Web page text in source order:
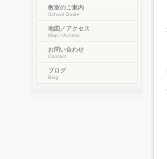
教室のご案内
School Guide
地図／アクセス
Map／Access
お問い合わせ
Contact
ブログ
Blog